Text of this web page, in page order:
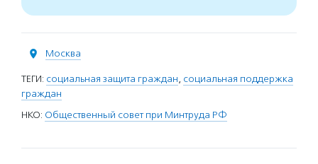
Москва
ТЕГИ: социальная защита граждан, социальная поддержка
граждан
НКО: Общественный совет при Минтруда РФ